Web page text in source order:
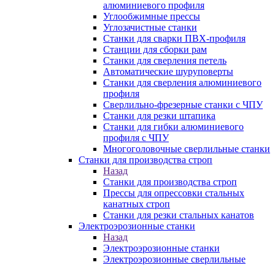
алюминиевого профиля
Углообжимные прессы
Углозачистные станки
Станки для сварки ПВХ-профиля
Станции для сборки рам
Станки для сверления петель
Автоматические шуруповерты
Станки для сверления алюминиевого
профиля
Сверлильно-фрезерные станки с ЧПУ
Станки для резки штапика
Станки для гибки алюминиевого
профиля с ЧПУ
Многоголовочные сверлильные станки
Станки для производства строп
Назад
Станки для производства строп
Прессы для опрессовки стальных
канатных строп
Станки для резки стальных канатов
Электроэрозионные станки
Назад
Электроэрозионные станки
Электроэрозионные сверлильные